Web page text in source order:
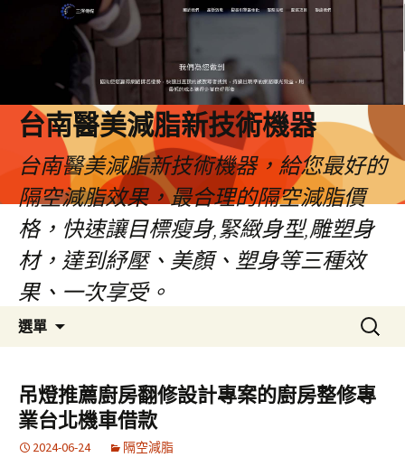
台南醫美減脂新技術機器
台南醫美減脂新技術機器，給您最好的
隔空減脂效果，最合理的隔空減脂價
格，快速讓目標瘦身,緊緻身型,雕塑身
材，達到紓壓、美顏、塑身等三種效
果、一次享受。
選單
容
搜
尋
鍵
字:
吊燈推薦廚房翻修設計專案的廚房整修專
業台北機車借款
2024-06-24 隔空減脂